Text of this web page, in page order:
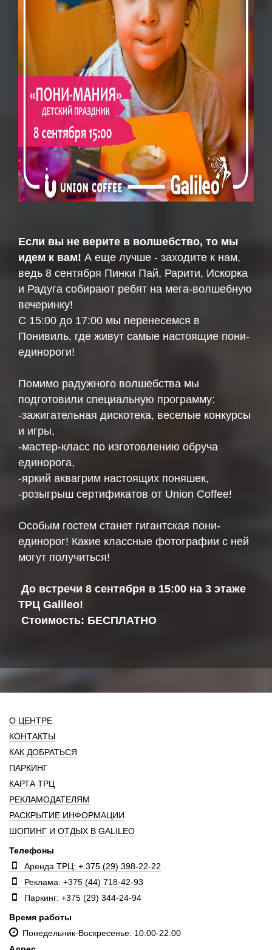
Если вы не верите в волшебство, то мы
идем к вам! А еще лучше - заходите к нам,
ведь 8 сентября Пинки Пай, Рарити, Искорка
и Радуга собирают ребят на мега-волшебную
вечеринку!
С 15:00 до 17:00 мы перенесемся в
Понивиль, где живут самые настоящие пони-
единороги!
Помимо радужного волшебства мы
подготовили специальную программу:
-зажигательная дискотека, веселые конкурсы
и игры,
-мастер-класс по изготовлению обруча
единорога,
-яркий аквагрим настоящих поняшек,
-розыгрыш сертификатов от Union Coffee!
Особым гостем станет гигантская пони-
единорог! Какие классные фотографии с ней
могут получиться!
До встречи 8 сентября в 15:00 на 3 этаже
ТРЦ Galileo!
Стоимость: БЕСПЛАТНО
О ЦЕНТРЕ
КОНТАКТЫ
КАК ДОБРАТЬСЯ
ПАРКИНГ
КАРТА ТРЦ
РЕКЛАМОДАТЕЛЯМ
РАСКРЫТИЕ ИНФОРМАЦИИ
ШОПИНГ И ОТДЫХ В GALILEO
Телефоны
Аренда ТРЦ: + 375 (29) 398-22-22
Реклама: +375 (44) 718-42-93
Паркинг: +375 (29) 344-24-94
Время работы
Понедельник-Воскресенье: 10:00-22:00